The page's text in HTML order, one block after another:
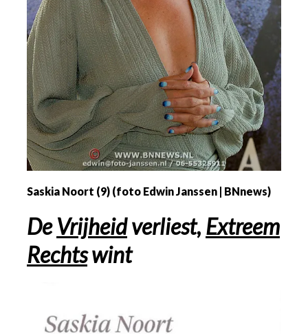
Saskia Noort (9) (foto Edwin Janssen | BNnews)
DeVrijheidverliest, Extreem
Rechtswint